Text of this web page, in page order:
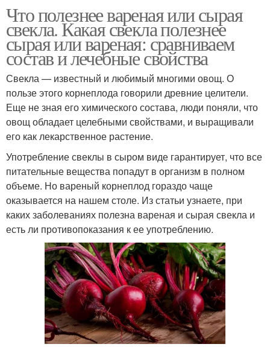
Что полезнее вареная или сырая
свекла. Какая свекла полезнее
сырая или вареная: сравниваем
состав и лечебные свойства
Свекла — известный и любимый многими овощ. О
пользе этого корнеплода говорили древние целители.
Еще не зная его химического состава, люди поняли, что
овощ обладает целебными свойствами, и выращивали
его как лекарственное растение.
Употребление свеклы в сыром виде гарантирует, что все
питательные вещества попадут в организм в полном
объеме. Но вареный корнеплод гораздо чаще
оказывается на нашем столе. Из статьи узнаете, при
каких заболеваниях полезна вареная и сырая свекла и
есть ли противопоказания к ее употреблению.